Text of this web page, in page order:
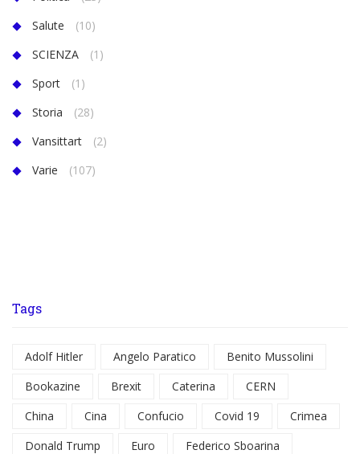
Salute
(10)
SCIENZA
(1)
Sport
(1)
Storia
(28)
Vansittart
(2)
Varie
(107)
Tags
Adolf Hitler Angelo Paratico
Benito Mussolini
Bookazine
Brexit Caterina
CERN
China
Cina Confucio Covid 19
Crimea
Donald Trump
Euro
Federico Sboarina